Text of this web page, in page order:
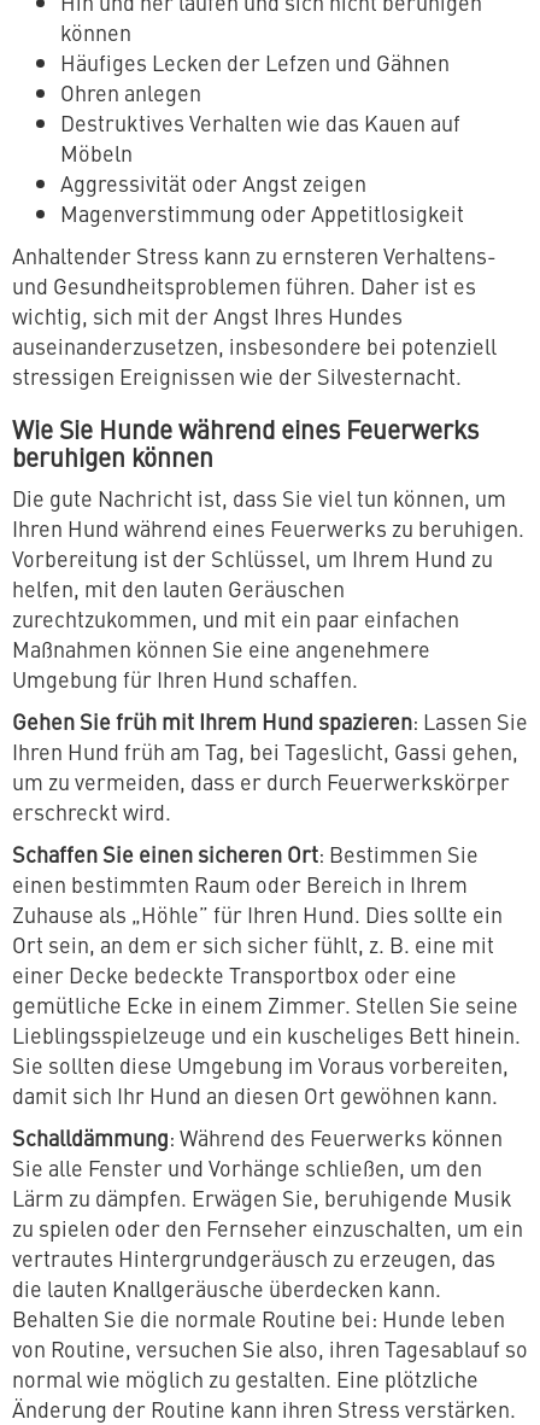
können
Häufiges Lecken der Lefzen und Gähnen
Ohren anlegen
Destruktives Verhalten wie das Kauen auf
Möbeln
Aggressivität oder Angst zeigen
Magenverstimmung oder Appetitlosigkeit
Anhaltender Stress kann zu ernsteren Verhaltens-
und Gesundheitsproblemen führen. Daher ist es
wichtig, sich mit der Angst Ihres Hundes
auseinanderzusetzen, insbesondere bei potenziell
stressigen Ereignissen wie der Silvesternacht.
Wie Sie Hunde während eines Feuerwerks
beruhigen können
Die gute Nachricht ist, dass Sie viel tun können, um
Ihren Hund während eines Feuerwerks zu beruhigen.
Vorbereitung ist der Schlüssel, um Ihrem Hund zu
helfen, mit den lauten Geräuschen
zurechtzukommen, und mit ein paar einfachen
Maßnahmen können Sie eine angenehmere
Umgebung für Ihren Hund schaffen.
Gehen Sie früh mit Ihrem Hund spazieren: Lassen Sie
Ihren Hund früh am Tag, bei Tageslicht, Gassi gehen,
um zu vermeiden, dass er durch Feuerwerkskörper
erschreckt wird.
Schaffen Sie einen sicheren Ort: Bestimmen Sie
einen bestimmten Raum oder Bereich in Ihrem
Zuhause als „Höhle” für Ihren Hund. Dies sollte ein
Ort sein, an dem er sich sicher fühlt, z. B. eine mit
einer Decke bedeckte Transportbox oder eine
gemütliche Ecke in einem Zimmer. Stellen Sie seine
Lieblingsspielzeuge und ein kuscheliges Bett hinein.
Sie sollten diese Umgebung im Voraus vorbereiten,
damit sich Ihr Hund an diesen Ort gewöhnen kann.
Schalldämmung: Während des Feuerwerks können
Sie alle Fenster und Vorhänge schließen, um den
Lärm zu dämpfen. Erwägen Sie, beruhigende Musik
zu spielen oder den Fernseher einzuschalten, um ein
vertrautes Hintergrundgeräusch zu erzeugen, das
die lauten Knallgeräusche überdecken kann.
Behalten Sie die normale Routine bei: Hunde leben
von Routine, versuchen Sie also, ihren Tagesablauf so
normal wie möglich zu gestalten. Eine plötzliche
Änderung der Routine kann ihren Stress verstärken.